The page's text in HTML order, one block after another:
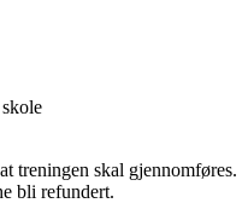
treningen skal gjennomføres.
bli refundert.